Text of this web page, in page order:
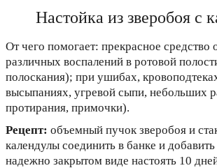
Настойка из зверобоя с
От чего помогает: прекрасное средство
различных воспалений в ротовой
полоскания); при ушибах,
высыпаниях, угревой сыпи, небольших
протирания, примочки).
Рецепт: объемный пучок зверобоя и
календулы соединить в банке и
надежно закрытом виде настоять 10